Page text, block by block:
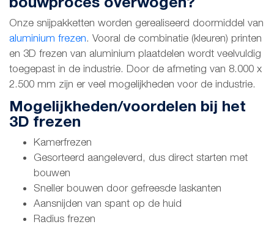
Onze snijpakketten worden gerealiseerd doormiddel van
aluminium frezen. Vooral de combinatie (kleuren) printen
en 3D frezen van aluminium plaatdelen wordt veelvuldig
toegepast in de industrie. Door de afmeting van 8.000 x
2.500 mm zijn er veel mogelijkheden voor de industrie.
Mogelijkheden/voordelen bij het
3D frezen
Kamerfrezen
Gesorteerd aangeleverd, dus direct starten met
bouwen
Sneller bouwen door gefreesde laskanten
Aansnijden van spant op de huid
Radius frezen